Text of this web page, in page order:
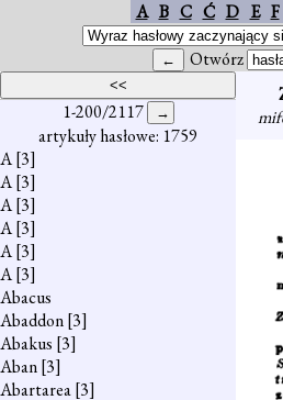
A B C Ć D E F
Otwórz
1-200/2117
artykuły hasłowe: 1759
A[3]
A[3]
A[3]
A[3]
A[3]
A[3]
Abacus
Abaddon[3]
Abakus [3]
Aban[3]
Abartarea[3]